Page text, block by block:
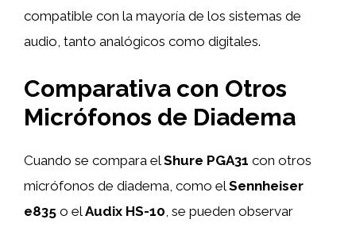
compatible con la mayoría de los sistemas de
audio, tanto analógicos como digitales.
Comparativa con Otros
Micrófonos de Diadema
Cuando se compara elShure PGA31 con otros
micrófonos de diadema, como elSennheiser
e835 o elAudix HS-10 , se pueden observar